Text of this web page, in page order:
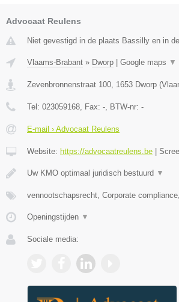
Advocaat Reulens
Niet gevestigd in de plaats Bassilly en in
Vlaams-Brabant » Dworp Google maps ▼
Zevenbronnenstraat 100 1653 Dworp (
Tel: 023059168 , Fax: - , BTW-nr: -
E-mail › Advocaat Reulens
Website: https://advocaatreulens.be
Uw KMO optimaal juridisch bestuurd ▼
vennootschapsrecht, Corporate
Openingstijden ▼
Sociale media: